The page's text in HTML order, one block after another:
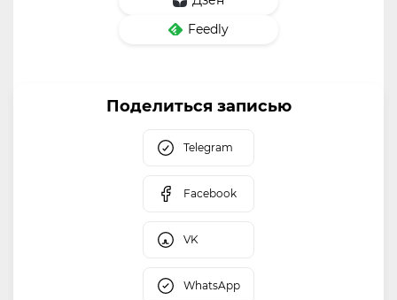
Feedly
Поделиться записью
Telegram
Facebook
VK
WhatsApp